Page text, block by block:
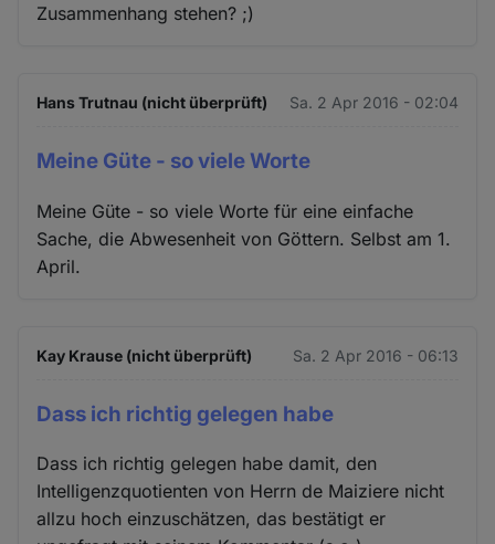
Zusammenhang stehen? ;)
Hans Trutnau (nicht überprüft) Sa. 2 Apr 2016 - 02:04
Meine Güte - so viele Worte
Meine Güte - so viele Worte für eine einfache
Sache, die Abwesenheit von Göttern. Selbst am 1.
April.
Kay Krause (nicht überprüft) Sa. 2 Apr 2016 - 06:13
Dass ich richtig gelegen habe
Dass ich richtig gelegen habe damit, den
Intelligenzquotienten von Herrn de Maiziere nicht
allzu hoch einzuschätzen, das bestätigt er